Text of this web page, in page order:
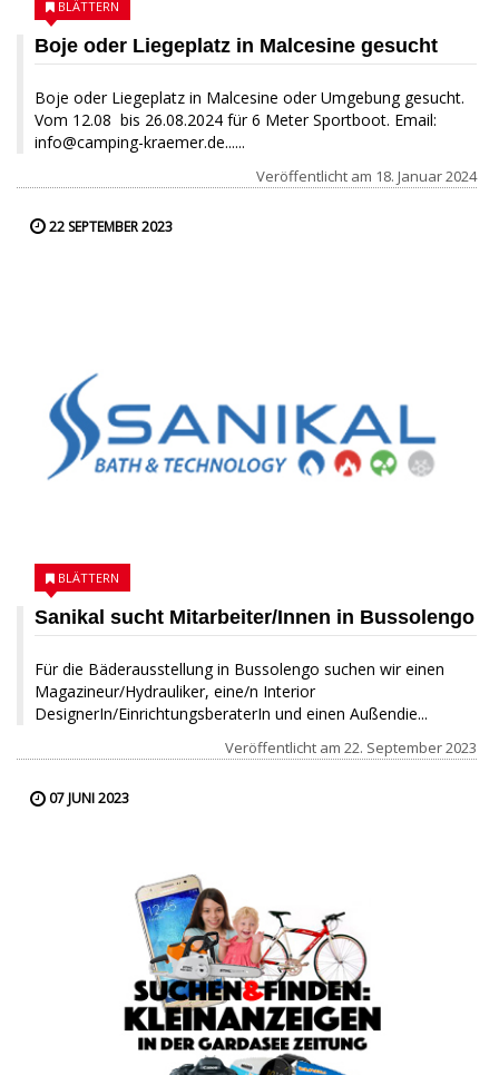
Boje oder Liegeplatz in Malcesine gesucht
Boje oder Liegeplatz in Malcesine oder Umgebung gesucht.
Vom 12.08 bis 26.08.2024 für 6 Meter Sportboot. Email:
info@camping-kraemer.de......
BLÄTTERN
Veröffentlicht am 18. Januar 2024
22 SEPTEMBER 2023
Sanikal sucht Mitarbeiter/Innen in Bussolengo
Für die Bäderausstellung in Bussolengo suchen wir einen
Magazineur/Hydrauliker, eine/n Interior
DesignerIn/EinrichtungsberaterIn und einen Außendie...
BLÄTTERN
Veröffentlicht am 22. September 2023
07 JUNI 2023